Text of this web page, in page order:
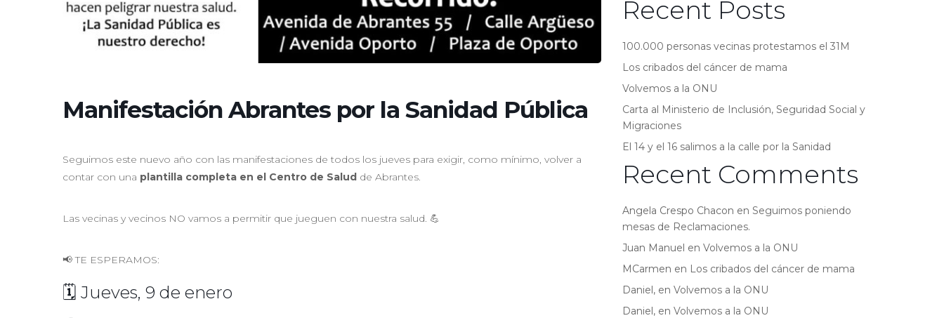
Manifestación Abrantes por la Sanidad Pública
Seguimos este nuevo año con las manifestaciones de todos los jueves para exigir, como mínimo, volver a
contar con una plantilla completa en el Centro de Salud de Abrantes.
Las vecinas y vecinos NO vamos a permitir que jueguen con nuestra salud. 💪
📢 TE ESPERAMOS:
🗓️ Jueves, 9 de enero
Recent Posts
100.000 personas vecinas protestamos el 31M
Los cribados del cáncer de mama
Volvemos a la ONU
Carta al Ministerio de Inclusión, Seguridad Social y
Migraciones
El 14 y el 16 salimos a la calle por la Sanidad
Recent Comments
Angela Crespo Chacon enSeguimos poniendo
mesas de Reclamaciones.
Juan Manuel enVolvemos a la ONU
MCarmen en Los cribados del cáncer de mama
Daniel, enVolvemos a la ONU
Daniel, enVolvemos a la ONU